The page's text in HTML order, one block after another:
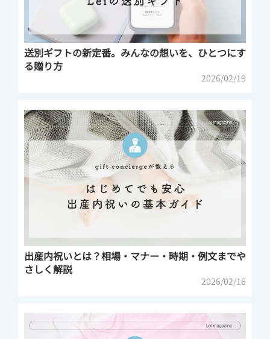
送別ギフトの新定番。みんなの想いを、ひとつにす
る贈り方
2026/02/19
出産内祝いとは？相場・マナー・時期・例文までや
さしく解説
2026/02/16